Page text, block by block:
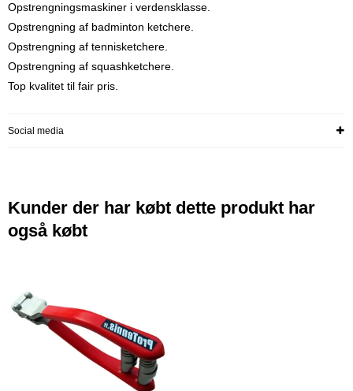
Opstrengningsmaskiner i verdensklasse.
Opstrengning af badminton ketchere.
Opstrengning af tennisketchere.
Opstrengning af squashketchere.
Top kvalitet til fair pris.
Social media
Kunder der har købt dette produkt har
også købt